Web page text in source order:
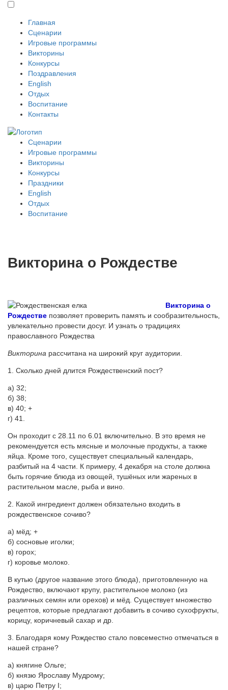
Главная
Сценарии
Игровые программы
Викторины
Конкурсы
Поздравления
English
Отдых
Воспитание
Контакты
Сценарии
Игровые программы
Викторины
Конкурсы
Праздники
English
Отдых
Воспитание
Викторина о Рождестве
Викторина о
Рождестве позволяет проверить память и сообразительность,
увлекательно провести досуг. И узнать о традициях
православного Рождества
Викторина рассчитана на широкий круг аудитории.
1. Сколько дней длится Рождественский пост?
а) 32;
б) 38;
в) 40; +
г) 41.
Он проходит с 28.11 по 6.01 включительно. В это время не
рекомендуется есть мясные и молочные продукты, а также
яйца. Кроме того, существует специальный календарь,
разбитый на 4 части. К примеру, 4 декабря на столе должна
быть горячие блюда из овощей, тушёных или жареных в
растительном масле, рыба и вино.
2. Какой ингредиент должен обязательно входить в
рождественское сочиво?
а) мёд; +
б) сосновые иголки;
в) горох;
г) коровье молоко.
В кутью (другое название этого блюда), приготовленную на
Рождество, включают крупу, растительное молоко (из
различных семян или орехов) и мёд. Существует множество
рецептов, которые предлагают добавить в сочиво сухофрукты,
корицу, коричневый сахар и др.
3. Благодаря кому Рождество стало повсеместно отмечаться в
нашей стране?
а) княгине Ольге;
б) князю Ярославу Мудрому;
в) царю Петру I;